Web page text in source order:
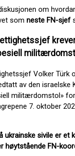
om
som neste FN-sjef
Volker Türk
av den israelske
militærdomstol»
7. oktober
ukrainske sivile er et
høytstående FN-